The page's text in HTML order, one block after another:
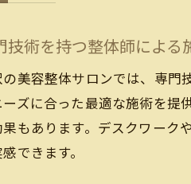
技術を持つ整体師による
の美容整体サロンでは、専門
ーズに合った最適な施術を提
果もあります。デスクワーク
できます。